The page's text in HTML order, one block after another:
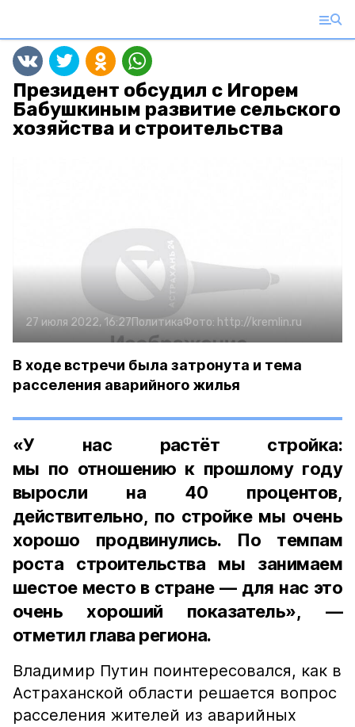
Президент обсудил с Игорем
Бабушкиным развитие сельского
хозяйства и строительства
27 июля 2022, 16:27ПолитикаФото: http://kremlin.ru
В ходе встречи была затронута и тема
расселения аварийного жилья
«У нас растёт стройка:
мы по отношению к прошлому году
выросли на 40 процентов,
действительно, по стройке мы очень
хорошо продвинулись. По темпам
роста строительства мы занимаем
шестое место в стране — для нас это
очень хороший показатель», —
отметил глава региона.
Владимир Путин поинтересовался, как в
Астраханской области решается вопрос
расселения жителей из аварийных